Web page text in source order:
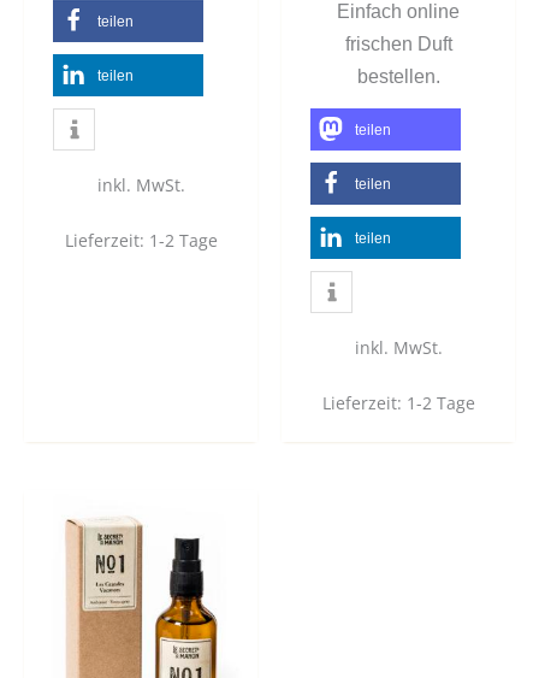
teilen
teilen
inkl. MwSt.
Lieferzeit: 1-2 Tage
Einfach online
frischen Duft
bestellen.
teilen
teilen
teilen
inkl. MwSt.
Lieferzeit: 1-2 Tage